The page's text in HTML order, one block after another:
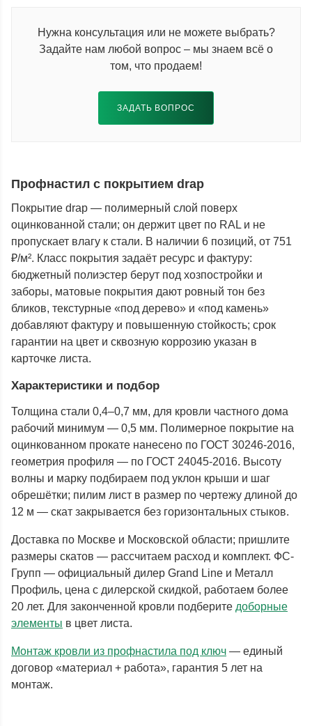
Нужна консультация или не можете выбрать?
Задайте нам любой вопрос – мы знаем всё о
том, что продаем!
ЗАДАТЬ ВОПРОС
Профнастил с покрытием drap
Покрытие drap — полимерный слой поверх
оцинкованной стали; он держит цвет по RAL и не
пропускает влагу к стали. В наличии 6 позиций, от 751
₽/м². Класс покрытия задаёт ресурс и фактуру:
бюджетный полиэстер берут под хозпостройки и
заборы, матовые покрытия дают ровный тон без
бликов, текстурные «под дерево» и «под камень»
добавляют фактуру и повышенную стойкость; срок
гарантии на цвет и сквозную коррозию указан в
карточке листа.
Характеристики и подбор
Толщина стали 0,4–0,7 мм, для кровли частного дома
рабочий минимум — 0,5 мм. Полимерное покрытие на
оцинкованном прокате нанесено по ГОСТ 30246-2016,
геометрия профиля — по ГОСТ 24045-2016. Высоту
волны и марку подбираем под уклон крыши и шаг
обрешётки; пилим лист в размер по чертежу длиной до
12 м — скат закрывается без горизонтальных стыков.
Доставка по Москве и Московской области; пришлите
размеры скатов — рассчитаем расход и комплект. ФС-
Групп — официальный дилер Grand Line и Металл
Профиль, цена с дилерской скидкой, работаем более
20 лет. Для законченной кровли подберите доборные
элементы в цвет листа.
Монтаж кровли из профнастила под ключ — единый
договор «материал + работа», гарантия 5 лет на
монтаж.